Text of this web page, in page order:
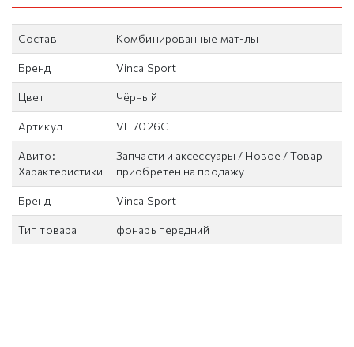
Состав Комбинированные мат-лы
Бренд Vinca Sport
Цвет Чёрный
Артикул VL 7026C
Авито:
Характеристики
Запчасти и аксессуары / Новое / Товар
приобретен на продажу
Бренд Vinca Sport
Тип товара фонарь передний